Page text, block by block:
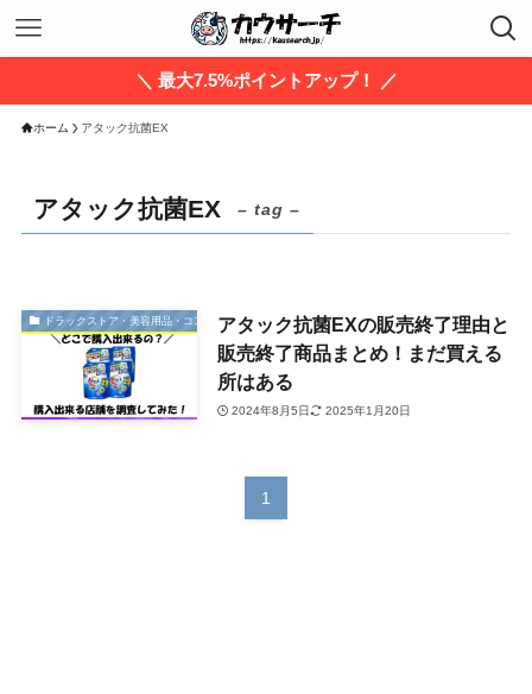
＼ 最大7.5%ポイントアップ！ ／
ホーム アタック抗菌EX
アタック抗菌EX – tag –
ドラックストア・美容用品・コスメ
アタック抗菌EXの販売終了理由と
販売終了商品まとめ！まだ買える
所はある
2024年8月5日 2025年1月20日
1